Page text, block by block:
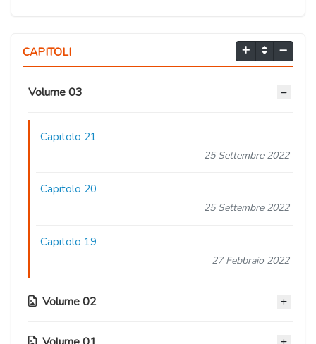
CAPITOLI
Volume 03
Capitolo 21
25 Settembre 2022
Capitolo 20
25 Settembre 2022
Capitolo 19
27 Febbraio 2022
Volume 02